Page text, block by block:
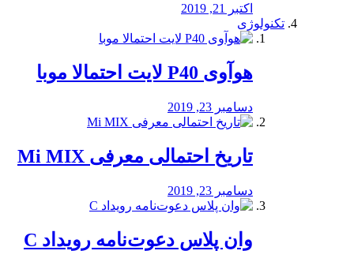
اکتبر 21, 2019
تکنولوژی
هوآوی P40 لایت احتمالا موبا
دسامبر 23, 2019
تاریخ احتمالی معرفی Mi MIX
دسامبر 23, 2019
وان پلاس دعوت‌نامه رویداد C